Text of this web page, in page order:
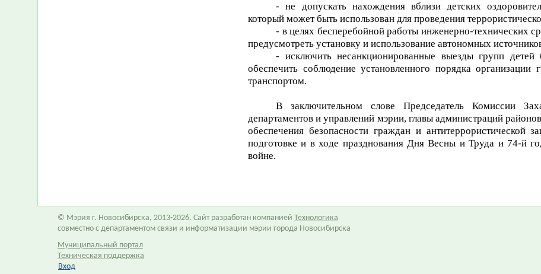
- не допускать нахождения вблизи детских
который может быть использован для проведения
- в целях бесперебойной работы инженерно-технических
предусмотреть установку и использование автономных
- исключить несанкционированные выезды групп
обеспечить соблюдение установленного порядка
транспортом.
В заключительном слове Председатель Комиссии
департаментов и управлений мэрии, главы администраций
обеспечения безопасности граждан и антитеррористической
подготовке и в ходе празднования Дня Весны и Труда и 74-й
войне.​
© Мэрия г. Новосибирска, 2013-2026. Сайт разработан компанией Технологика
совместно с департаментом связи и информатизации мэрии города Новосибирска
Муниципальный портал
Техническая поддержка
Вход